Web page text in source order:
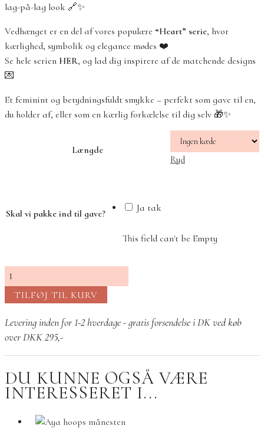
lag-på-lag look 🔗✨
Vedhænget er en del af vores populære “Heart” serie, hvor
kærlighed, symbolik og elegance mødes ❤️
Se hele serien HER, og lad dig inspirere af de matchende designs
💌
Et feminint og betydningsfuldt smykke – perfekt som gave til en,
du holder af, eller som en kærlig forkælelse til dig selv 🎁✨
Længde
Ryd
Skal vi pakke ind til gave? Ja tak
This field can't be Empty
Aya
hjerte
halskæde
rød
antal
TILFØJ TIL KURV
Levering inden for 1-2 hverdage - gratis forsendelse i DK ved køb
over DKK 295,-
DU KUNNE OGSÅ VÆRE
INTERESSERET I...